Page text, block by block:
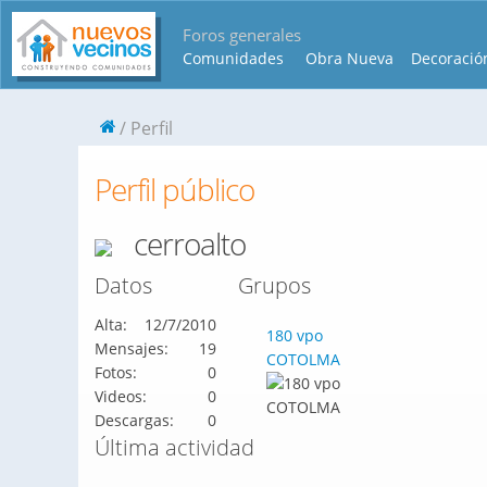
Foros generales
Comunidades Obra Nueva
Perfil
Perfil público
cerroalto
Datos
Alta:
12/7/2010
Mensajes:
19
Fotos:
0
Videos:
0
Descargas:
0
Grupos
180 vpo
COTOLMA
Última actividad